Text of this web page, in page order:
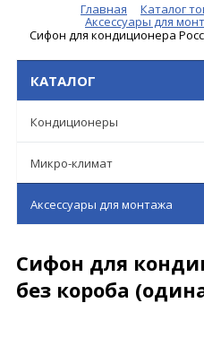
Главная Каталог
Аксессуары для
Сифон для кондиционера
КАТАЛОГ
Кондиционеры
Микро-климат
Аксессуары для монтажа
Сифон для
без короба